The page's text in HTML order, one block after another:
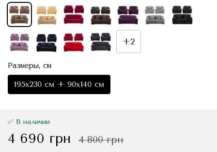
+2
Размеры, см
195x230 см + 90x140 см
✅ В наличии
4 690 грн 4 800 грн